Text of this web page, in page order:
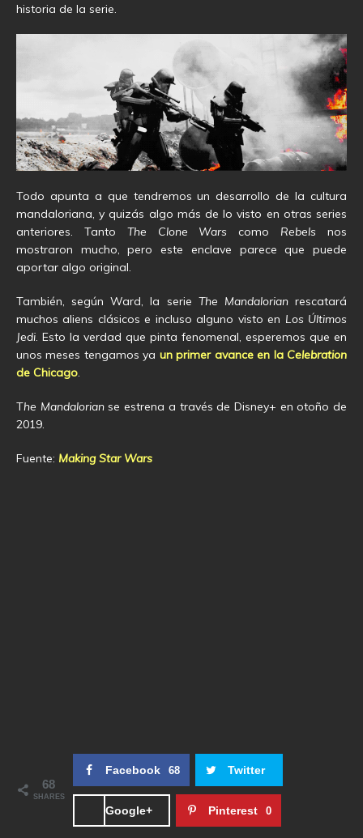
historia de la serie.
Todo apunta a que tendremos un desarrollo de la cultura
mandaloriana, y quizás algo más de lo visto en otras series
anteriores. Tanto The Clone Wars como Rebels nos
mostraron mucho, pero este enclave parece que puede
aportar algo original.
También, según Ward, la serie The Mandalorianrescatará
muchos aliens clásicos e incluso alguno visto en Los Últimos
Jedi. Esto la verdad que pinta fenomenal, esperemos que en
unos meses tengamos ya un primer avance en la Celebration
de Chicago.
The Mandalorianse estrena a través de Disney+ en otoño de
2019.
Fuente: Making Star Wars
68
SHARES
Facebook 68 Twitter
Google+ Pinterest 0